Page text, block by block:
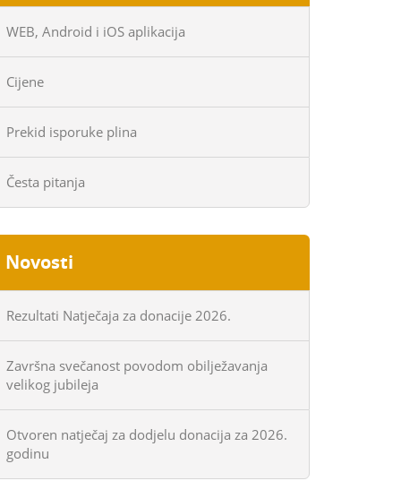
WEB, Android i iOS aplikacija
Cijene
Prekid isporuke plina
Česta pitanja
Novosti
Rezultati Natječaja za donacije 2026.
Završna svečanost povodom obilježavanja
velikog jubileja
Otvoren natječaj za dodjelu donacija za 2026.
godinu